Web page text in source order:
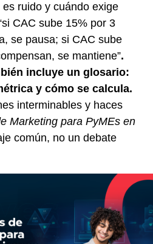
ruido y cuándo exige
CAC sube 15% por 3
se pausa; si CAC sube
se mantiene”.
incluye un glosario:
y cómo se calcula.
interminables y haces
Marketing para PyMEs en
común, no un debate